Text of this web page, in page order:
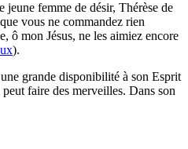
jeune femme de désir, Thérèse de
vous ne commandez rien
ô mon Jésus, ne les aimiez encore
).
grande disponibilité à son Esprit
faire des merveilles. Dans son